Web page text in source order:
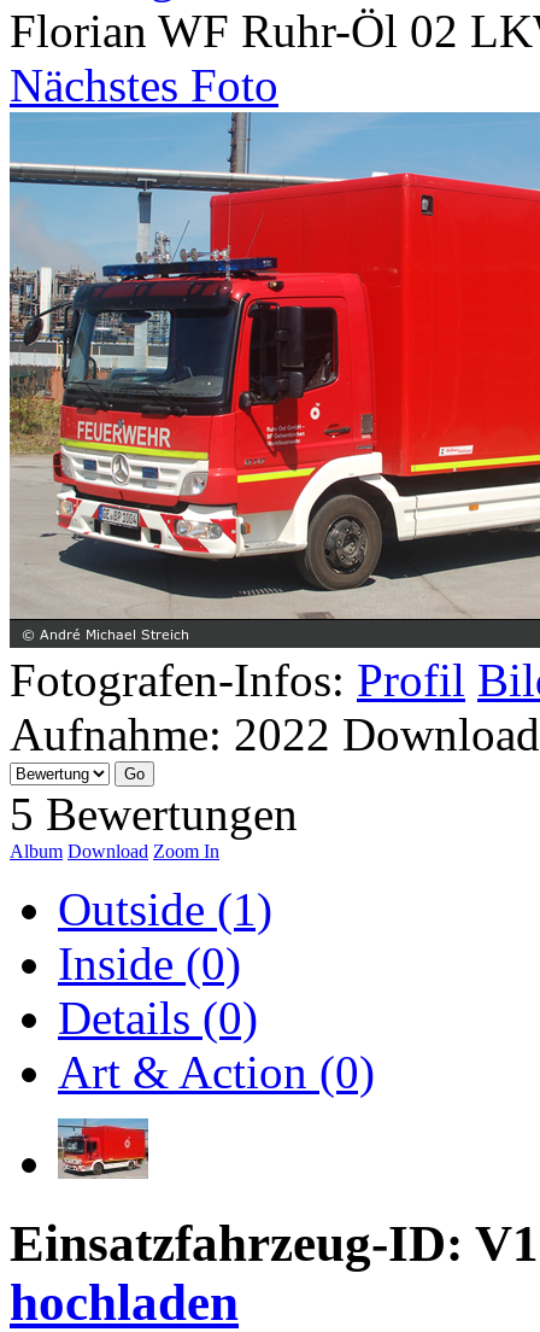
Florian WF Ruhr-Öl 02
Nächstes Foto
Fotografen-Infos: Profil
Aufnahme: 2022
5 Bewertungen
Album Download Zoom In
Outside (1)
Inside (0)
Details (0)
Art & Action (0)
Einsatzfahrzeug-ID:
hochladen